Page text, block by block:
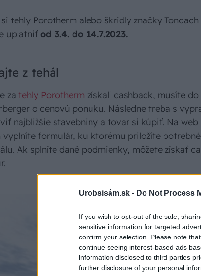
Urobsisám.sk - Do Not Process
If you wish to opt-out of the sale,
sensitive information for targeted
confirm your selection. Please note
continue seeing interest-based ads
information disclosed to third parties
further disclosure of your personal
tehly Porotherm alebo škridly značky
uplatniť od 3.4. do 14.7.2023.
z tehál
za tehly Porotherm získali cashback, musíte
o cenovú ponuku. Následne treba s
najbližšie stavebniny a tovar si kúpiť. Na
vyplníte formulár, ku ktorému priložíte
Ak splníte dané podmienky, môžete získať